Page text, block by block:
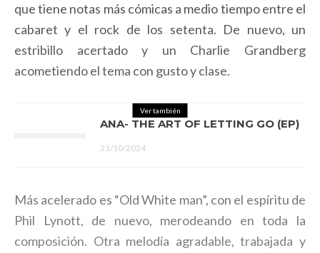
que tiene notas más cómicas a medio tiempo entre el
cabaret y el rock de los setenta. De nuevo, un
estribillo acertado y un Charlie Grandberg
acometiendo el tema con gusto y clase.
Ver también
ANA- THE ART OF LETTING GO (EP)
21/10/2024
Más acelerado es “Old White man”, con el espíritu de
Phil Lynott, de nuevo, merodeando en toda la
composición. Otra melodía agradable, trabajada y